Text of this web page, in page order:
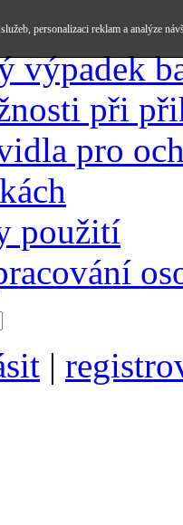
výpadek
při
pro
použití
|
personalizaci reklam a analýze